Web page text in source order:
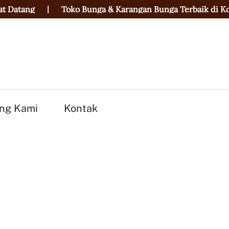
Toko Bunga & Karangan Bunga Terbaik di Kota
Kami Kontak